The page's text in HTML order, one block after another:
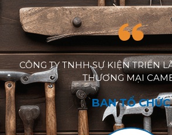
CÔNG TY TNHH SỰ KIỆN TRIỂN
THƯƠNG MẠI
BAN TỔ CHỨC